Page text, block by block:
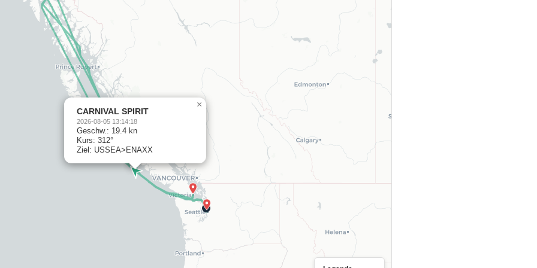
CARNIVAL SPIRIT
2026-08-05 13:14:18
Geschw.: 19.4 kn
Kurs: 312°
Ziel: USSEA>ENAXX
×